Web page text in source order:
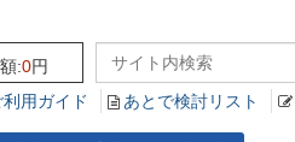
:0円
利用ガイド あとで検討リスト